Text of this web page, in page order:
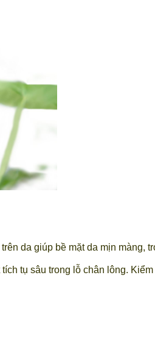
da giúp bề mặt da mịn màng,
tụ sâu trong lỗ chân lông.